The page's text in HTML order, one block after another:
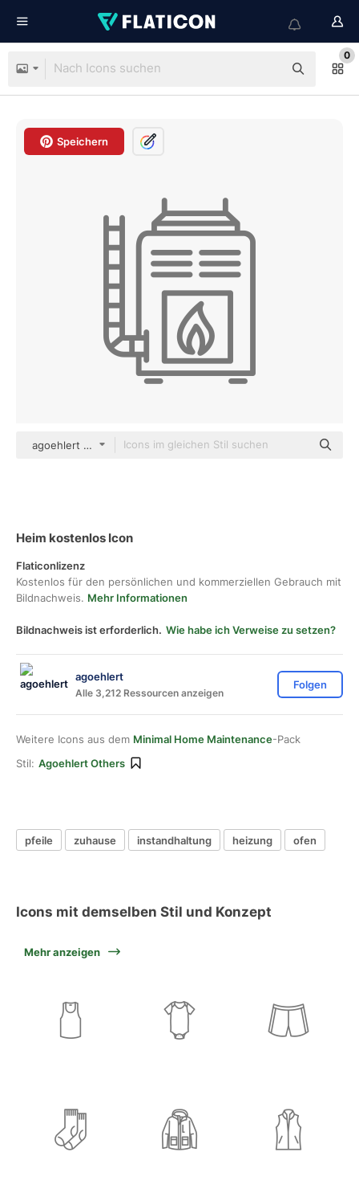
0
Speichern
agoehlert Others
Heim kostenlos Icon
Flaticonlizenz
Kostenlos für den persönlichen und kommerziellen Gebrauch mit
Bildnachweis. Mehr Informationen
Bildnachweis ist erforderlich. Wie habe ich Verweise zu setzen?
agoehlert
Alle 3,212 Ressourcen anzeigen
Folgen
Weitere Icons aus dem Minimal Home Maintenance-Pack
Stil: Agoehlert Others
pfeile zuhause instandhaltung heizung ofen
Icons mit demselben Stil und Konzept
Mehr anzeigen